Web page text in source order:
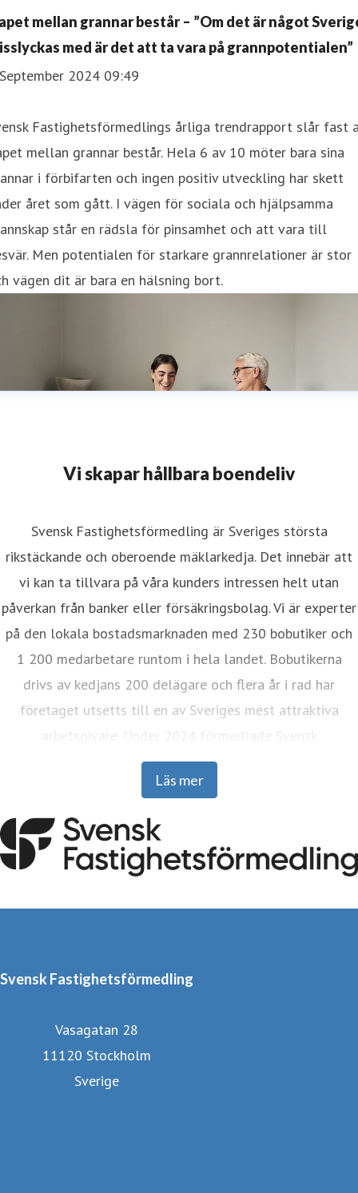
mellan grannar består – ”Om det är något
med är det att ta vara på grannpotentialen”
2024 09:49
Fastighetsförmedlings årliga trendrapport slår fast
mellan grannar består. Hela 6 av 10 möter bara sina
i förbifarten och ingen positiv utveckling har skett
året som gått. I vägen för sociala och hjälpsamma
står en rädsla för pinsamhet och att vara till
Men potentialen för starkare grannrelationer är stor
vägen dit är bara en hälsning bort.
Vi skapar hållbara boendeliv
Läs mer
Svensk Fastighetsförmedling är Sveriges största
rikstäckande och oberoende mäklarkedja. Det innebär att
vi kan ta tillvara på våra kunders intressen helt utan
påverkan från banker eller försäkringsbolag. Vi är experter
på den lokala bostadsmarknaden med 230 bobutiker och
1 200 medarbetare runtom i hela landet. Bobutikerna
drivs av kedjans 200 delägare och flera år i rad har
företaget utsetts till en av Sveriges mest attraktiva
arbetsgivare. Under 2024 förmedlade Svensk
Fastighetsförmedling drygt 22 000 bostäder. I mer än 85
år har vi fått folk att känna sig hemma, vilket faktiskt gör
Svensk Fastighetsförmedling
Vasagatan 28
11120 Stockholm
Sverige